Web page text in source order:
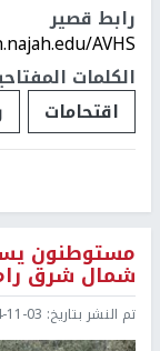
رابط قصير
AVHS/
الكلمات
اقتحامات
مستوطنون
شمال شرق
تم النشر بتاريخ: 03 13:07